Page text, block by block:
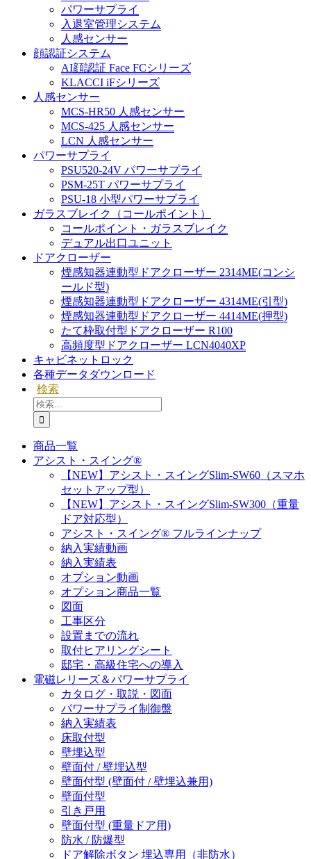
パワーサプライ
入退室管理システム
人感センサー
顔認証システム
AI顔認証 Face FCシリーズ
KLACCI iFシリーズ
人感センサー
MCS-HR50 人感センサー
MCS-425 人感センサー
LCN 人感センサー
パワーサプライ
PSU520-24V パワーサプライ
PSM-25T パワーサプライ
PSU-18 小型パワーサプライ
ガラスブレイク（コールポイント）
コールポイント・ガラスブレイク
デュアル出口ユニット
ドアクローザー
煙感知器連動型ドアクローザー 2314ME(コンシ
ールド型)
煙感知器連動型ドアクローザー 4314ME(引型)
煙感知器連動型ドアクローザー 4414ME(押型)
たて枠取付型ドアクローザー R100
高頻度型ドアクローザー LCN4040XP
キャビネットロック
各種データダウンロード
検索
検
索
…
商品一覧
アシスト・スイング®
【NEW】アシスト・スイングSlim-SW60（スマホ
セットアップ型）
【NEW】アシスト・スイングSlim-SW300（重量
ドア対応型）
アシスト・スイング® フルラインナップ
納入実績動画
納入実績表
オプション動画
オプション商品一覧
図面
工事区分
設置までの流れ
取付ヒアリングシート
邸宅・高級住宅への導入
電磁レリーズ＆パワーサプライ
カタログ・取説・図面
パワーサプライ制御盤
納入実績表
床取付型
壁埋込型
壁面付 / 壁埋込型
壁面付型 (壁面付 / 壁埋込兼用)
壁面付型
引き戸用
壁面付型 (重量ドア用)
防水 / 防爆型
ドア解除ボタン 埋込専用（非防水）